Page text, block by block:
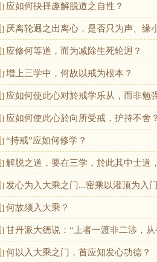
] 应如何抉择趣解脱道之自性？
] 厌离轮迥之出离心，是否只为声、缘
] 应修何等道，而为减除生死轮迥？
] 增上三学中，何故以戒为根本？
] 应如何使此心对於戒学乐从，而非勉
] 应如何使此心於向所受戒，护持不舍
] “持戒”应如何修学？
] 解脱之道，要在三学，於此其中士
] 发心为入大乘之门...密乘以灌顶为入
] 何故须入大乘？
] 甘丹派大德说：“上者一渡非二涉，
] 何以入大乘之门，首应知发心功德？